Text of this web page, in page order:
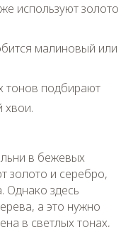
используют золото
малиновый или
тонов подбирают
хвои.
в бежевых
золото и серебро,
Однако здесь
а это нужно
в светлых тонах,